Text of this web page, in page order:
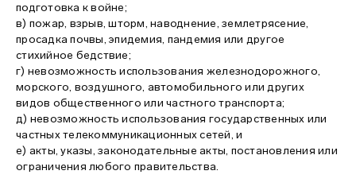
подготовка к войне;
в) пожар, взрыв, шторм, наводнение, землетрясение,
просадка почвы, эпидемия, пандемия или другое
стихийное бедствие;
г) невозможность использования железнодорожного,
морского, воздушного, автомобильного или других
видов общественного или частного транспорта;
д) невозможность использования государственных или
частных телекоммуникационных сетей, и
е) акты, указы, законодательные акты, постановления или
ограничения любого правительства.